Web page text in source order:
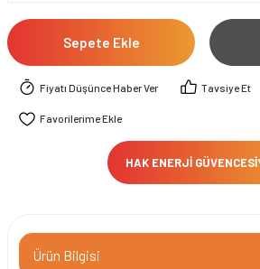
Sepete Ekle
Fiyatı Düşünce Haber Ver Tavsiye Et
HAK ENERJİ
Ürün Bilgisi